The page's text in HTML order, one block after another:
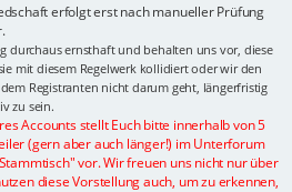
erfolgt erst nach manueller Prüfung
durchaus ernsthaft und behalten uns vor, diese
mit diesem Regelwerk kollidiert oder wir den
Registranten nicht darum geht, längerfristig
zu sein.
Accounts stellt Euch bitte innerhalb von 5
(gern aber auch länger!) im Unterforum
vor. Wir freuen uns nicht nur über
diese Vorstellung auch, um zu erkennen,